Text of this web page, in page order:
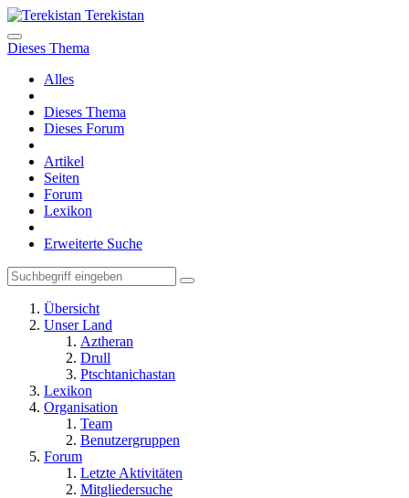
Terekistan
Dieses Thema
Alles
Dieses Thema
Dieses Forum
Artikel
Seiten
Forum
Lexikon
Erweiterte Suche
Übersicht
Unser Land
Aztheran
Drull
Ptschtanichastan
Lexikon
Organisation
Team
Benutzergruppen
Forum
Letzte Aktivitäten
Mitgliedersuche